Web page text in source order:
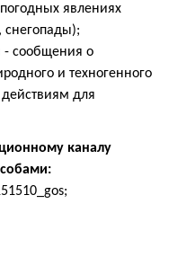
явлениях
снегопады);
- сообщения о
и техногенного
для
каналу